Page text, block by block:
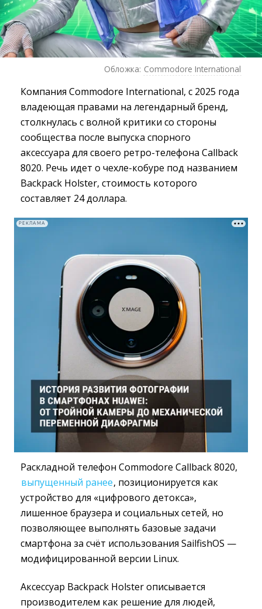
Обложка: Commodore International
Компания Commodore International, с 2025 года
владеющая правами на легендарный бренд,
столкнулась с волной критики со стороны
сообщества после выпуска спорного
аксессуара для своего ретро-телефона Callback
8020. Речь идет о чехле-кобуре под названием
Backpack Holster, стоимость которого
составляет 24 доллара.
РЕКЛАМА
Раскладной телефон Commodore Callback 8020,
выпущенный ранее, позиционируется как
устройство для «цифрового детокса»,
лишенное браузера и социальных сетей, но
позволяющее выполнять базовые задачи
смартфона за счёт использования SailfishOS —
модифицированной версии Linux.
Аксессуар Backpack Holster описывается
производителем как решение для людей,